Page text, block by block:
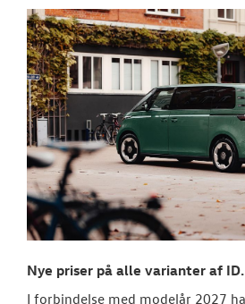
Nye priser på alle varianter af
I forbindelse med modelår 2027